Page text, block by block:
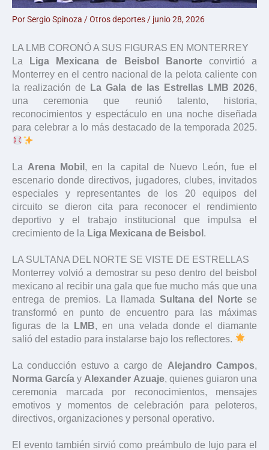
PorSergio Spinoza /Otros deportes / junio 28, 2026
LA LMB CORONÓ A SUS FIGURAS EN MONTERREY
La
Liga Mexicana de Beisbol Banorteconvirtió a
Monterrey en el centro nacional de la pelota caliente con
la realización de
La Gala de las Estrellas LMB 2026,
una ceremonia que reunió talento, historia,
reconocimientos y espectáculo en una noche diseñada
para celebrar a lo más destacado de la temporada 2025.
La Arena Mobil , en la capital de Nuevo León, fue el
escenario donde directivos, jugadores, clubes, invitados
especiales y representantes de los 20 equipos del
circuito se dieron cita para reconocer el rendimiento
deportivo y el trabajo institucional que impulsa el
crecimiento de la Liga Mexicana de Beisbol .
LA SULTANA DEL NORTE SE VISTE DE ESTRELLAS
Monterrey volvió a demostrar su peso dentro del beisbol
mexicano al recibir una gala que fue mucho más que una
entrega de premios. La llamada Sultana del Nortese
transformó en punto de encuentro para las máximas
figuras de la
LMB, en una velada donde el diamante
salió del estadio para instalarse bajo los reflectores.
La conducción estuvo a cargo de Alejandro Campos,
Norma García y Alexander Azuaje, quienes guiaron una
ceremonia marcada por reconocimientos, mensajes
emotivos y momentos de celebración para peloteros,
directivos, organizaciones y personal operativo.
El evento también sirvió como preámbulo de lujo para el